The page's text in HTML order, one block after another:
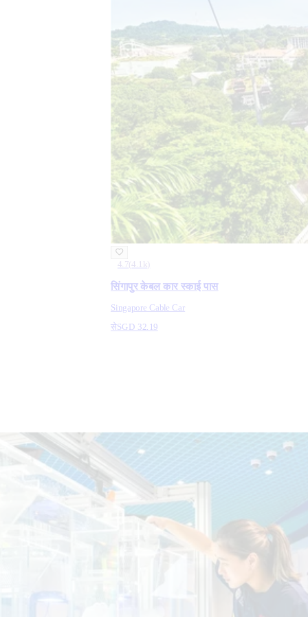
4.7( 4.1k )
सिंगापुर केबल कार स्काई पास
Singapore Cable Car
सेSGD 32.19